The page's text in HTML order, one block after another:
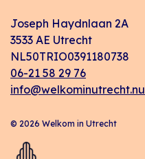
Joseph Haydnlaan 2A
3533 AE Utrecht
NL50TRIO0391180738
06-21 58 29 76
info@welkominutrecht.nu
© 2026 Welkom in Utrecht